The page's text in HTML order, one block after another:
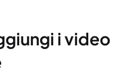
i video